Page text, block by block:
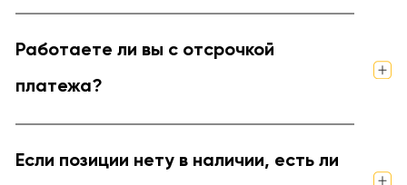
Работаете ли вы с отсрочкой
платежа?
Если позиции нету в наличии, есть ли